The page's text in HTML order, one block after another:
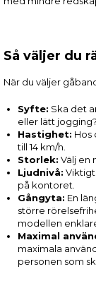
Så väljer du
När du väljer
Syfte: Ska det
eller lätt jogging?
Hastighet: Hos
till 14 km/h.
Storlek: Välj en
Ljudnivå:
på kontoret.
Gångyta: En
större
modellen
Maximal
maximala
personen som